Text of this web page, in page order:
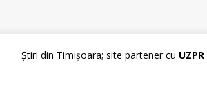
Știri din Timișoara; site partener cu UZPR